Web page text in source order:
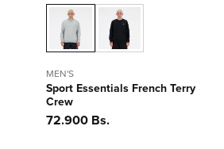
MEN'S
Sport Essentials French Terry
Crew
Precio
72.900 Bs.